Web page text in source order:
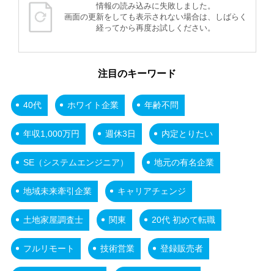
情報の読み込みに失敗しました。
画面の更新をしても表示されない場合は、しばらく
経ってから再度お試しください。
注目のキーワード
40代 ホワイト企業 年齢不問
年収1,000万円 週休3日 内定とりたい
SE（システムエンジニア） 地元の有名企業
地域未来牽引企業 キャリアチェンジ
土地家屋調査士 関東 20代 初めて転職
フルリモート 技術営業 登録販売者